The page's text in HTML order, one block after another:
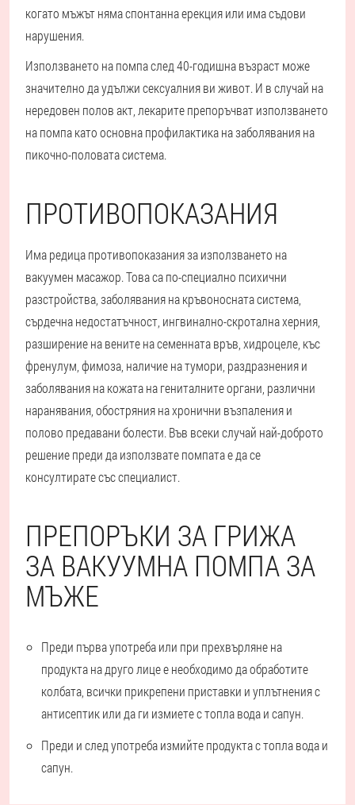
когато мъжът няма спонтанна ерекция или има съдови
нарушения.
Използването на помпа след 40-годишна възраст може
значително да удължи сексуалния ви живот. И в случай на
нередовен полов акт, лекарите препоръчват използването
на помпа като основна профилактика на заболявания на
пикочно-половата система.
ПРОТИВОПОКАЗАНИЯ
Има редица противопоказания за използването на
вакуумен масажор. Това са по-специално психични
разстройства, заболявания на кръвоносната система,
сърдечна недостатъчност, ингвинално-скротална херния,
разширение на вените на семенната връв, хидроцеле, къс
френулум, фимоза, наличие на тумори, раздразнения и
заболявания на кожата на гениталните органи, различни
наранявания, обостряния на хронични възпаления и
полово предавани болести. Във всеки случай най-доброто
решение преди да използвате помпата е да се
консултирате със специалист.
ПРЕПОРЪКИ ЗА ГРИЖА
ЗА ВАКУУМНА ПОМПА ЗА
МЪЖЕ
Преди първа употреба или при прехвърляне на
продукта на друго лице е необходимо да обработите
колбата, всички прикрепени приставки и уплътнения с
антисептик или да ги измиете с топла вода и сапун.
Преди и след употреба измийте продукта с топла вода и
сапун.